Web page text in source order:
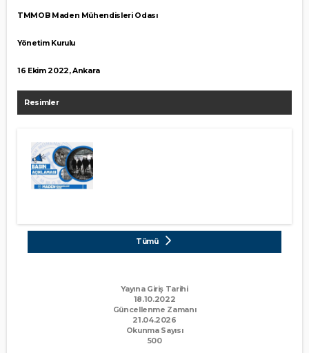
TMMOB Maden Mühendisleri Odası
Yönetim Kurulu
16 Ekim 2022, Ankara
Resimler
Tümü
Yayına Giriş Tarihi
18.10.2022
Güncellenme Zamanı
21.04.2026
Okunma Sayısı
500